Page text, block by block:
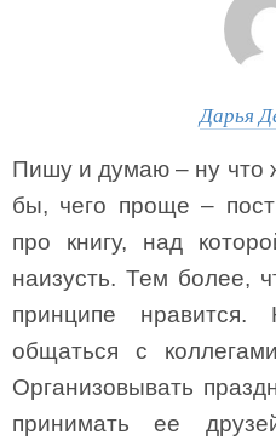
Дарья
Пишу и думаю – ну что
бы, чего проще –
про книгу, над
наизусть. Тем более,
принципе
общаться с
Организовывать
принимать ее